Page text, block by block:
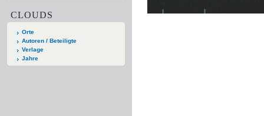
CLOUDS
Orte
Autoren / Beteiligte
Verlage
Jahre